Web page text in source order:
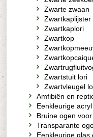
Zwarte zwaan
Zwartkaplijster
Zwartkaplori
Zwartkop
Zwartstuit lori
Zwartvleugel
Amfibiën en
Eenkleurige
Bruine ogen
Transparante
Eenkleurige glas